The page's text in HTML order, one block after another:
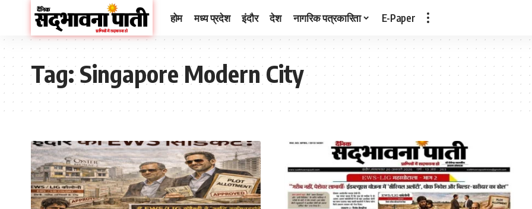
होम मध्य प्रदेश इंदौर देश नागरिक पत्रकारिता E-Paper
Tag:Singapore Modern City